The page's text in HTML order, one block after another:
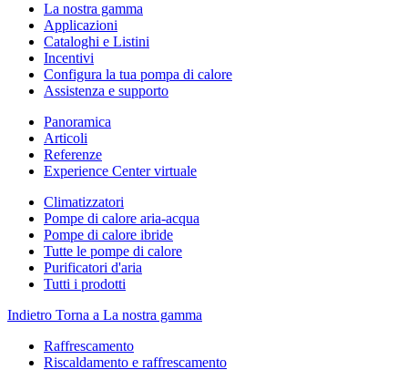
La nostra gamma
Applicazioni
Cataloghi e Listini
Incentivi
Configura la tua pompa di calore
Assistenza e supporto
Panoramica
Articoli
Referenze
Experience Center virtuale
Climatizzatori
Pompe di calore aria-acqua
Pompe di calore ibride
Tutte le pompe di calore
Purificatori d'aria
Tutti i prodotti
Indietro Torna a La nostra gamma
Raffrescamento
Riscaldamento e raffrescamento